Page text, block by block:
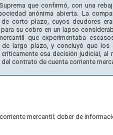
que confirmó, con una
anónima abierta. La
corto plazo, cuyos deudores
su cobro en un lapso
que experimentaba
largo plazo, y concluyó que los
esa decisión judicial, al
contrato de cuenta corriente
mercantil; deber de